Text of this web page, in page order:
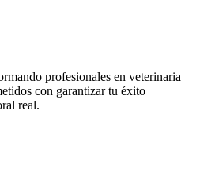
profesionales en veterinaria
con garantizar tu éxito
real.